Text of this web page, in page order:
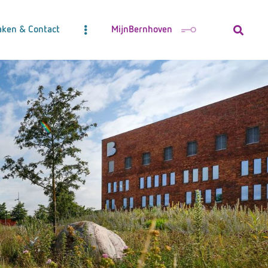
& Contact MijnBernhoven